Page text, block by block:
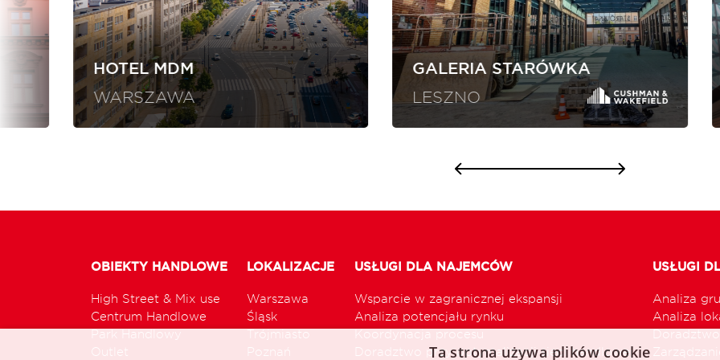
HOTEL MDM
WARSZAWA
GALERIA STARÓWKA
LESZNO
OBIEKTY HANDLOWE
High Street & Mix use
Centrum Handlowe
Park Handlowy
Outlet
LOKALIZACJE
Warszawa
Śląsk
Trójmiasto
Poznań
USŁUGI DLA NAJEMCÓW
Wsparcie w zagranicznej ekspansji
Analiza potencjału rynku
Koordynacja procesu
Doradztwo przy optymalizacji sieci handlowej
USŁUGI
Analiza
Analiza
Ta strona używa plików cookie